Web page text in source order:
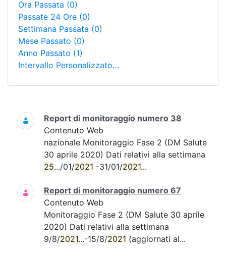
Ora Passata (0)
Passate 24 Ore (0)
Settimana Passata (0)
Mese Passato (0)
Anno Passato (1)
Intervallo Personalizzato…
Ricerca
Report di monitoraggio numero 38
Contenuto Web
nazionale Monitoraggio Fase 2 (DM Salute
30 aprile 2020) Dati relativi alla settimana
25.../01/2021 -31/01/2021...
Report di monitoraggio numero 67
Contenuto Web
Monitoraggio Fase 2 (DM Salute 30 aprile
2020) Dati relativi alla settimana
9/8/2021...-15/8/2021 (aggiornati al...